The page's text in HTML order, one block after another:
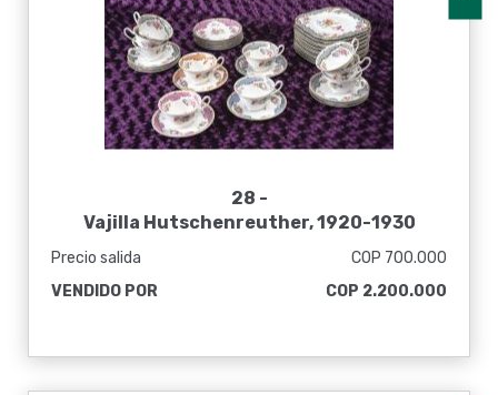
28 -
Vajilla Hutschenreuther, 1920-1930
Precio salida
COP 700.000
VENDIDO POR
COP 2.200.000